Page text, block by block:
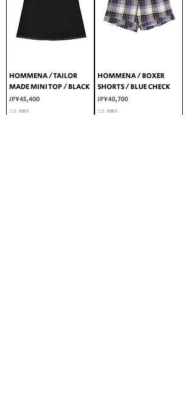
HOMMENA / TAILOR
MADE MINI TOP / BLACK
價格
JP¥45,400
已含 增值税
HOMMENA / BOXER
SHORTS / BLUE CHECK
價格
JP¥40,700
已含 增值税